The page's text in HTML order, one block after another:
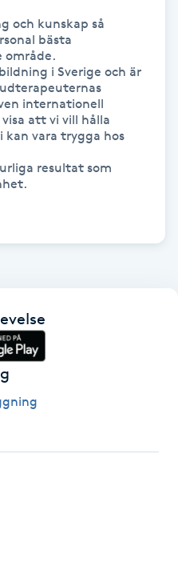
och kunskap så
bästa
område.
i Sverige och är
internationell
att vi vill hålla
kan vara trygga hos
resultat som